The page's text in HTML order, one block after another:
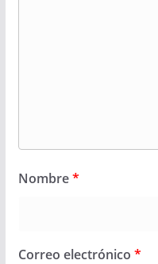
Nombre*
Correo electrónico *